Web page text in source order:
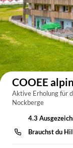
COOEE
Aktive Erholung für
Nockberge
4.3
Brauchst du